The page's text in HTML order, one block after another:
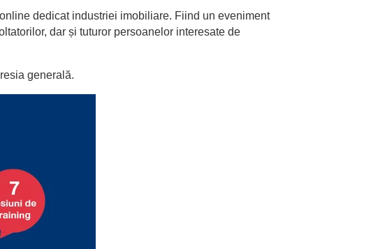
dedicat industriei imobiliare. Fiind un eveniment
dar și tuturor persoanelor interesate de
generală.